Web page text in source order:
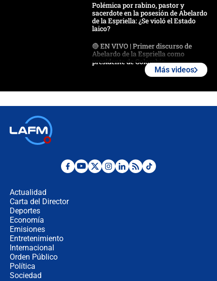
Polémica por rabino, pastor y
sacerdote en la posesión de Abelardo
de la Espriella: ¿Se violó el Estado
laico?
🔴 EN VIVO | Primer discurso de
Abelardo de la Espriella como
presidente de Colombia
Desde dermatitis hasta infecciones:
Más videos
Actualidad
Carta del Director
Deportes
Economía
Emisiones
Entretenimiento
Internacional
Orden Público
Política
Sociedad